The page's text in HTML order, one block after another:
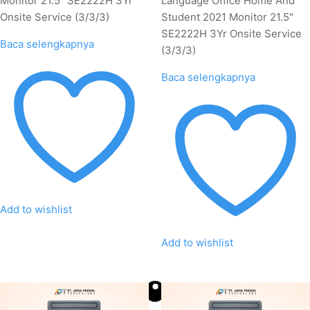
Onsite Service (3/3/3)
Baca selengkapnya
Add to wishlist
Student 2021 Monitor 21.5"
SE2222H 3Yr Onsite Service
(3/3/3)
Baca selengkapnya
Add to wishlist